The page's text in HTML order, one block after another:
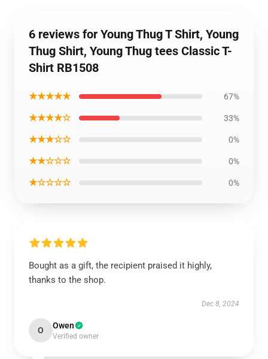
6 reviews for Young Thug T Shirt, Young
Thug Shirt, Young Thug tees Classic T-
Shirt RB1508
★★★★★ 67%
★★★★☆ 33%
★★★☆☆ 0%
★★☆☆☆ 0%
★☆☆☆☆ 0%
Bought as a gift, the recipient praised it highly,
thanks to the shop.
Dec 8, 2024
O Owen
Verified owner